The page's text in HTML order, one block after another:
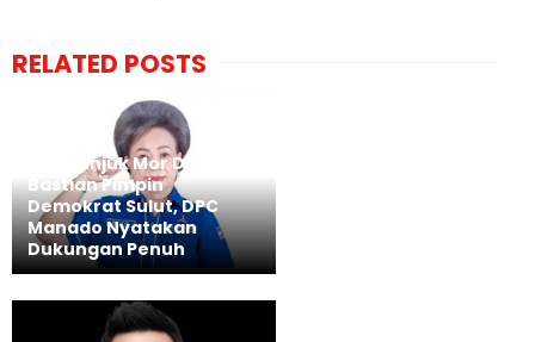
RELATED POSTS
AHY Tunjuk Mor Dominus
Bastian Pimpin
Demokrat Sulut, DPC
Manado Nyatakan
Dukungan Penuh